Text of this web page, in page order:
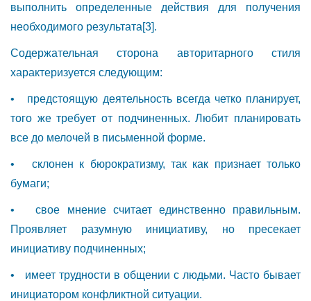
выполнить определенные действия для получения
необходимого результата[3].
Содержательная сторона авторитарного стиля
характеризуется следующим:
• предстоящую деятельность всегда четко планирует,
того же требует от подчиненных. Любит планировать
все до мелочей в письменной форме.
• склонен к бюрократизму, так как признает только
бумаги;
• свое мнение считает единственно правильным.
Проявляет разумную инициативу, но пресекает
инициативу подчиненных;
• имеет трудности в общении с людьми. Часто бывает
инициатором конфликтной ситуации.